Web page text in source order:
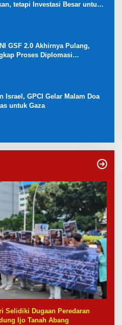
tetapi Investasi Besar untuk
GSF 2.0 Akhirnya Pulang,
Proses Diplomasi
Israel, GPCI Gelar Malam Doa
untuk Gaza
Selidiki Dugaan Peredaran
Ijo Tanah Abang